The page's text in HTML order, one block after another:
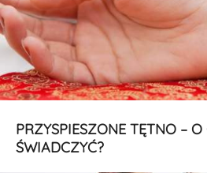
PRZYSPIESZONE TĘTNO –
ŚWIADCZYĆ?